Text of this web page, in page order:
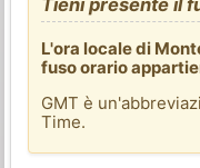
L'ora locale di
fuso orario
GMT è
Time.